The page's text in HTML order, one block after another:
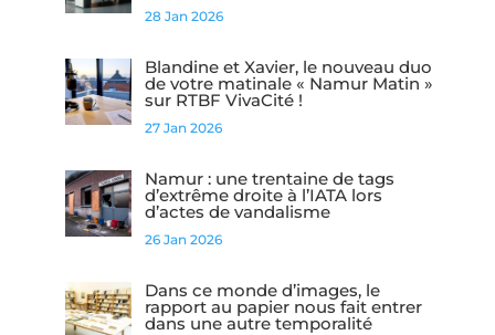
28 Jan 2026
Blandine et Xavier, le nouveau duo
de votre matinale « Namur Matin »
sur RTBF VivaCité !
27 Jan 2026
Namur : une trentaine de tags
d’extrême droite à l’IATA lors
d’actes de vandalisme
26 Jan 2026
Dans ce monde d’images, le
rapport au papier nous fait entrer
dans une autre temporalité